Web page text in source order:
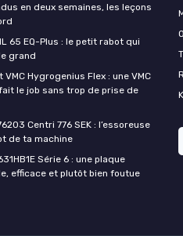
en deux semaines, les leçons
65 EQ-Plus : le petit rabot qui
grand
Hygrogenius Flex : une VMC
le job sans trop de prise de
Centri 776 SEK : l’essoreuse
de ta machine
Série 6 : une plaque
efficace et plutôt bien foutue